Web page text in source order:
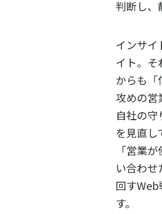
判断し、
インサイ
イト。そ
からも「
攻めの営
自社の
を見直し
「営業
い合わ
回す
す。